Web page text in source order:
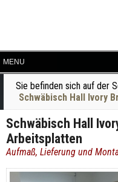
Sie befinden sich auf der
Schwäbisch Hall Ivory
Schwäbisch Hall
Arbeitsplatten
Aufmaß, Lieferung und